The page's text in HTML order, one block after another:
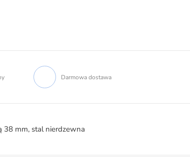
Darmowa dostawa
38 mm, stal nierdzewna